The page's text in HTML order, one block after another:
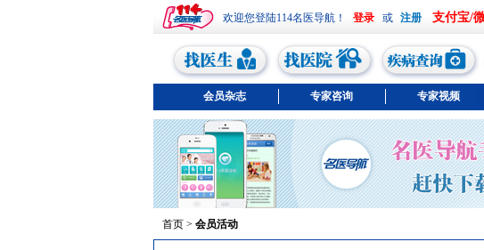
欢迎您登陆114名医导航！ 或 支付宝/
会员杂志 专家咨询 专家视频
首页 > 会员活动